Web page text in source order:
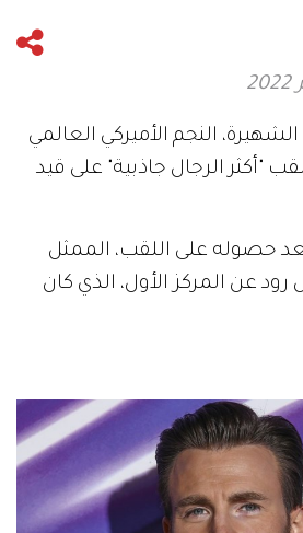
النجم الأميركي العالمي
"أكثر الرجال جاذبية" على قيد
حصوله على اللقب، الممثل
عن المركز الأول، الذي كان